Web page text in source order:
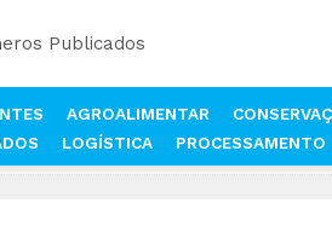
Publicados
AGROALIMENTAR
LOGÍSTICA PROCESSAMENTO
EUROPA CHEGA A